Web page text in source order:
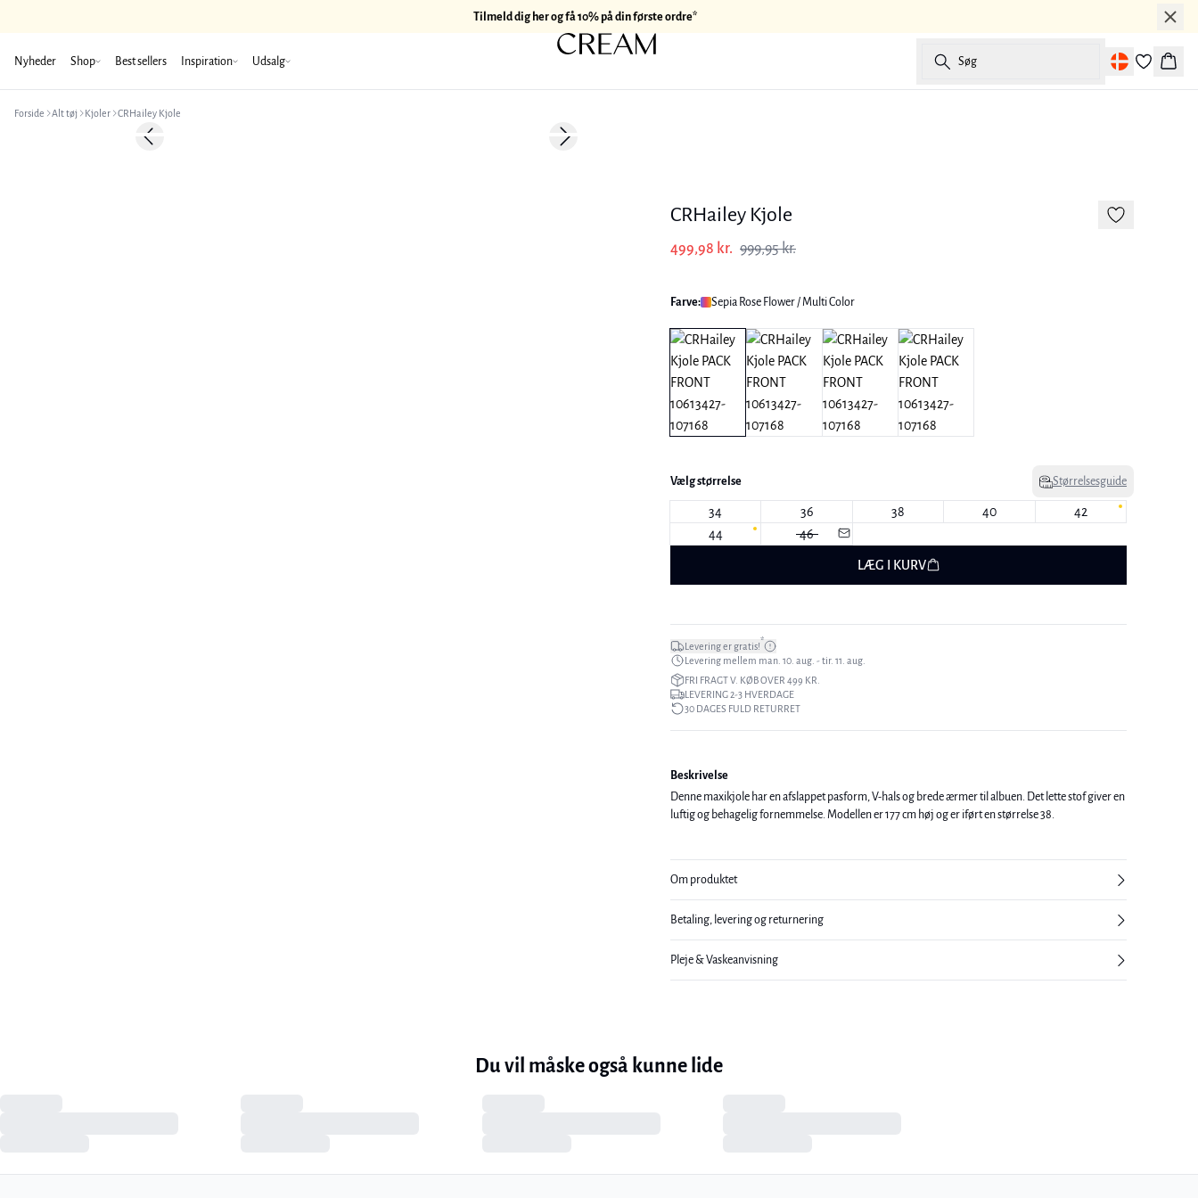
Tilmeld dig her og få 10% på din første ordre*
Nyheder Shop Best sellers Inspiration Udsalg Søg
Kurv
Forside Alt tøj Kjoler CRHailey Kjole
-50%Previous slide Next slide
CRHailey Kjole
499,98 kr. 999,95 kr.
Farve: Sepia Rose Flower / Multi Color
Vælg størrelse Størrelsesguide
34 36 38 40
42
44
46
LÆG I KURV
Levering er gratis!*
Levering mellem man. 10. aug. - tir. 11. aug.
FRI FRAGT V. KØB OVER 499 KR.
LEVERING 2-3 HVERDAGE
30 DAGES FULD RETURRET
Beskrivelse
Denne maxikjole har en afslappet pasform, V-hals og brede ærmer til albuen. Det lette stof giver en
luftig og behagelig fornemmelse. Modellen er 177 cm høj og er iført en størrelse 38.
Om produktet
Betaling, levering og returnering
Pleje & Vaskeanvisning
Du vil måske også kunne lide